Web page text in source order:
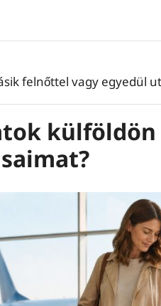
felnőttel vagy egyedül